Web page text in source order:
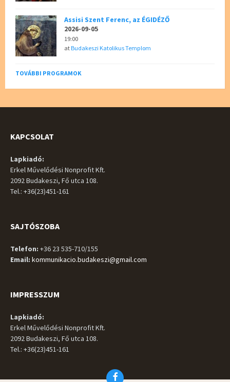
Assisi Szent Ferenc, az ÉGIDÉZŐ
2026-09-05
19:00
atBudakeszi Katolikus Templom
TOVÁBBI PROGRAMOK
KAPCSOLAT
Lapkiadó:
Erkel Művelődési Nonprofit Kft.
2092 Budakeszi, Fő utca 108.
Tel.: +36(23)451-161
SAJTÓSZOBA
Telefon: +36 23 535-710/155
Email: kommunikacio.budakeszi@gmail.com
IMPRESSZUM
Lapkiadó:
Erkel Művelődési Nonprofit Kft.
2092 Budakeszi, Fő utca 108.
Tel.: +36(23)451-161
Facebook